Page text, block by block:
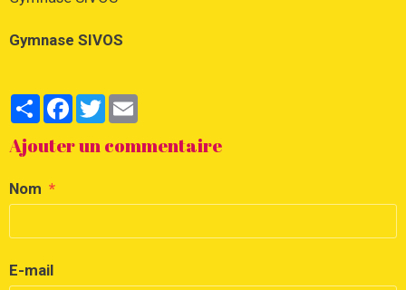
Gymnase SIVOS
PartagerFacebook
Twitter
Ajouter un commentaire
Nom
E-mail